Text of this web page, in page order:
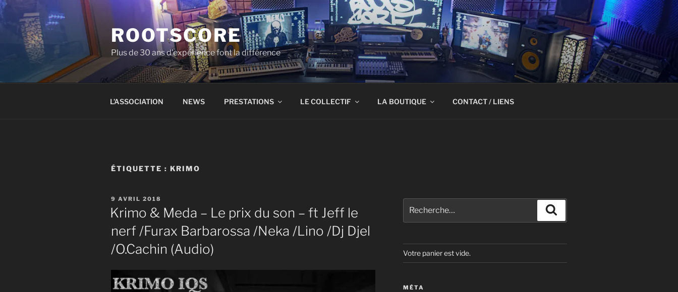
Aller
au
contenu
principal
ROOTSCORE
Plus de 30 ans d'expérience font la différence
L’ASSOCIATION NEWS PRESTATIONS LE COLLECTIF LA BOUTIQUE CONTACT / LIENS
ÉTIQUETTE : KRIMO
PUBLIÉ
LE
9 AVRIL 2018
Krimo & Meda – Le prix du son – ft Jeff le
nerf /Furax Barbarossa /Neka /Lino /Dj Djel
/O.Cachin (Audio)
pour
:
Votre panier est vide.
MÉTA